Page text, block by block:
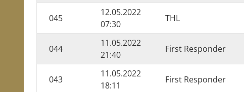
045
12.05.2022
07:30
THL
044
11.05.2022
21:40
First Responder
043
11.05.2022
18:11
First Responder